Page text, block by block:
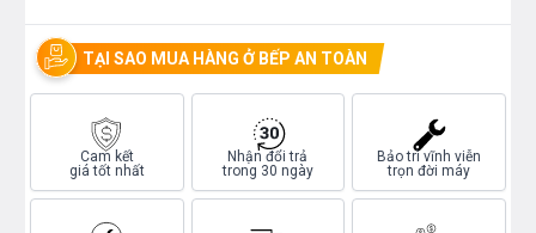
TẠI SAO MUA HÀNG Ở BẾP AN TOÀN
Cam kết
giá tốt nhất
Nhận đổi trả
trong 30 ngày
Bảo trì vĩnh viễn
trọn đời máy